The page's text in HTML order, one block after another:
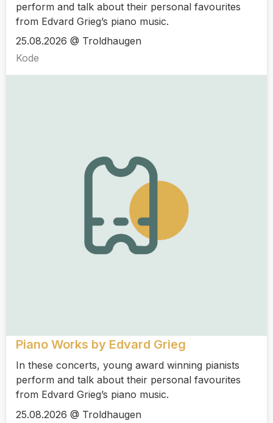
perform and talk about their personal favourites
from Edvard Grieg’s piano music.
25.08.2026 @ Troldhaugen
Kode
Piano Works by Edvard Grieg
In these concerts, young award winning pianists
perform and talk about their personal favourites
from Edvard Grieg’s piano music.
25.08.2026 @ Troldhaugen